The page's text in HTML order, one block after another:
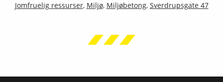
Jomfruelig ressurser, Miljø, Miljøbetong, Sverdrupsgate 47